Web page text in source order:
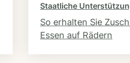
Staatliche
So erhalten Sie
Essen auf Rädern